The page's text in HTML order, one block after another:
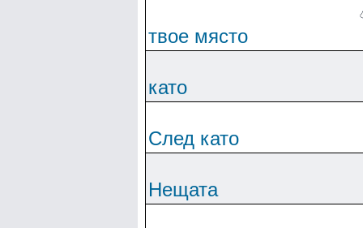
твое място
като
След като
Нещата